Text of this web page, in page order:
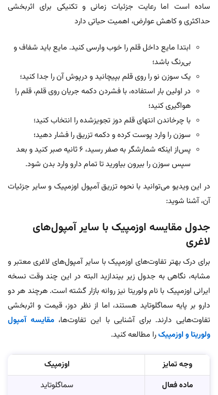
ساده است اما رعایت جزئیات زمانی و تکنیکی برای اثربخشی
حداکثری و کاهش عوارض، اهمیت حیاتی دارد
ابتدا مایع داخل قلم را خوب وارسی کنید. مایع باید شفاف و
بی‌رنگ باشد؛
یک سوزن نو را روی قلم بپیچانید و درپوش‌ آن را جدا کنید؛
در اولین بار استفاده، با فشردن دکمه جریان روی قلم، قلم را
هواگیری کنید؛
با چرخاندن انتهای قلم دوز تجویزشده را انتخاب کنید؛
سوزن را وارد پوست کرده و دکمه تزریق را فشار دهید؛
پس‌از اینکه شمارشگر به صفر رسید، ۶ ثانیه صبر کنید و بعد
سپس سوزن را بیرون بیاورید تا تمام دارو وارد بدن شود.
در این ویدیو می‌توانید با نحوه تزریق آمپول اوزمپیک و سایر جزئیات
آن، آشنا شوید:
جدول مقایسه اوزمپیک با سایر آمپول‌های
لاغری
برای درک بهتر تفاوت‌های اوزمپیک با سایر آمپول‌های لاغری معتبر و
مشابه، نگاهی به جدول زیر بیندازید البته در این چند وقت نسخه
ایرانی اوزمپیک با نام ولوریتا نیز روانه بازار گشته است.هرچند هر دو
دارو بر پایه سماگلوتاید هستند، اما از نظر دوز، قیمت و اثربخشی
تفاوت‌هایی دارند. برای آشنایی با این تفاوت‌ها، مقایسه آمپول
ولوریتا و اوزمپیکرا مطالعه کنید.
وجه تمایز
اوزمپیک
ماده فعال
سماگلوتاید